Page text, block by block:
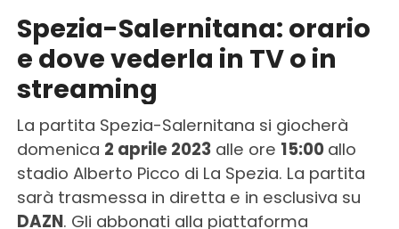
Spezia-Salernitana: orario
e dove vederla in TV o in
streaming
La partita Spezia-Salernitana si giocherà
domenica 2 aprile 2023alle ore 15:00 allo
stadio Alberto Picco di La Spezia. La partita
sarà trasmessa in diretta e in esclusiva su
DAZN. Gli abbonati alla piattaforma